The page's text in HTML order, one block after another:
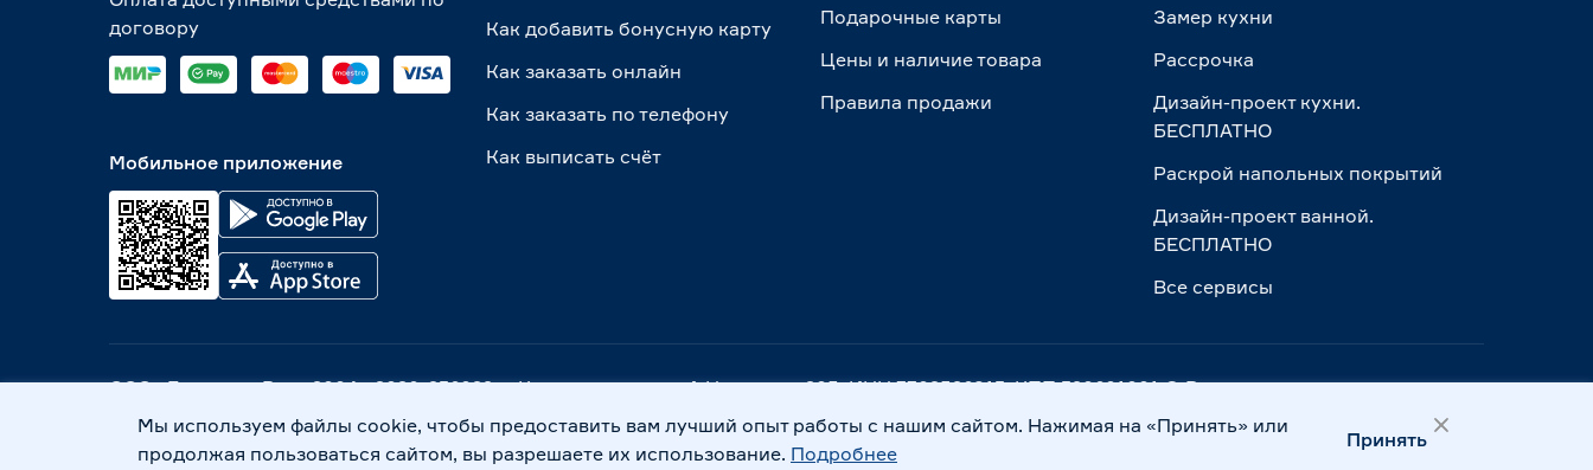
договору
Мобильное приложение
Как добавить бонусную карту
Как заказать онлайн
Как заказать по телефону
Как выписать счёт
Подарочные карты
Цены и наличие товара
Правила продажи
Замер кухни
Рассрочка
Дизайн-проект кухни.
БЕСПЛАТНО
Раскрой напольных покрытий
Дизайн-проект ванной.
БЕСПЛАТНО
Все сервисы
ООО «Бауцентр Рус» 2004 -2026, 236029, г. Калининград, ул. А.Невского, 205. ИНН 7702596813, КПП 390601001 © Все права защищены
Политика обработки персональных данныхПравовая информация Охрана труда
Мы используем файлы cookie, чтобы предоставить вам лучший опыт работы с нашим сайтом. Нажимая на «Принять» или
продолжая пользоваться сайтом, вы разрешаете их использование. Подробнее
Принять